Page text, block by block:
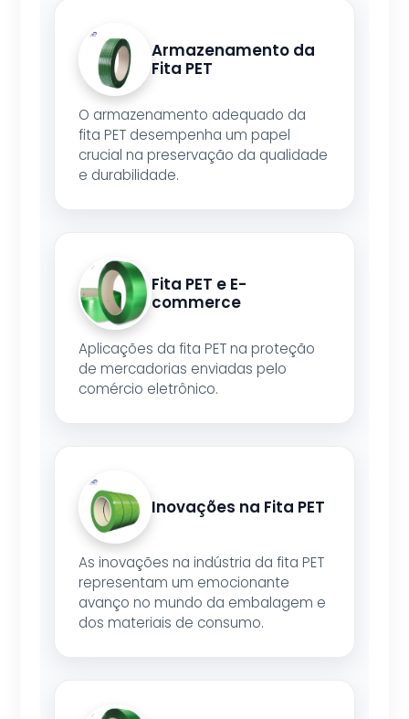
Armazenamento da
Fita PET
O armazenamento adequado da
fita PET desempenha um papel
crucial na preservação da qualidade
e durabilidade.
Fita PET e E-
commerce
Aplicações da fita PET na proteção
de mercadorias enviadas pelo
comércio eletrônico.
Inovações na Fita PET
As inovações na indústria da fita PET
representam um emocionante
avanço no mundo da embalagem e
dos materiais de consumo.